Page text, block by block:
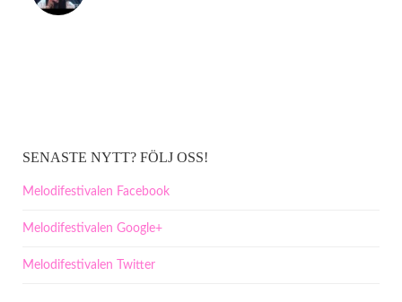
SENASTE NYTT? FÖLJ OSS!
Melodifestivalen Facebook
Melodifestivalen Google+
Melodifestivalen Twitter